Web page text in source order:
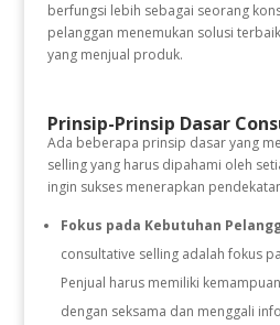
berfungsi lebih sebagai seorang
pelanggan menemukan solusi
yang menjual produk.
Prinsip-Prinsip Dasar
Ada beberapa prinsip dasar yang
selling yang harus dipahami oleh
ingin sukses menerapkan
Fokus pada Kebutuhan
consultative selling adalah fokus
Penjual harus memiliki
dengan seksama dan menggali